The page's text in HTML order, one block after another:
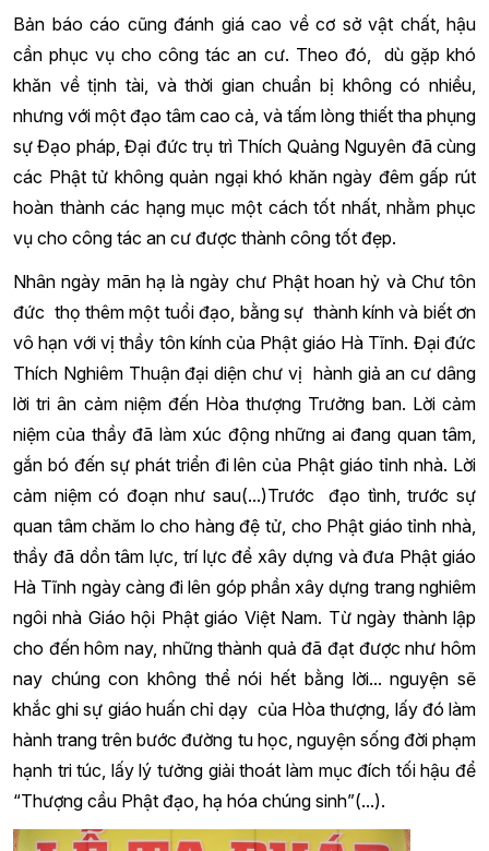
Bản báo cáo cũng đánh giá cao về cơ sở vật chất, hậu
cần phục vụ cho công tác an cư. Theo đó, dù gặp khó
khăn về tịnh tài, và thời gian chuẩn bị không có nhiều,
nhưng với một đạo tâm cao cả, và tấm lòng thiết tha phụng
sự Đạo pháp, Đại đức trụ trì Thích Quảng Nguyên đã cùng
các Phật tử không quản ngại khó khăn ngày đêm gấp rút
hoàn thành các hạng mục một cách tốt nhất, nhằm phục
vụ cho công tác an cư được thành công tốt đẹp.
Nhân ngày mãn hạ là ngày chư Phật hoan hỷ và Chư tôn
đức thọ thêm một tuổi đạo, bằng sự thành kính và biết ơn
vô hạn với vị thầy tôn kính của Phật giáo Hà Tĩnh. Đại đức
Thích Nghiêm Thuận đại diện chư vị hành giả an cư dâng
lời tri ân cảm niệm đến Hòa thượng Trưởng ban. Lời cảm
niệm của thầy đã làm xúc động những ai đang quan tâm,
gắn bó đến sự phát triển đi lên của Phật giáo tỉnh nhà. Lời
cảm niệm có đoạn như sau(...)Trước đạo tình, trước sự
quan tâm chăm lo cho hàng đệ tử, cho Phật giáo tỉnh nhà,
thầy đã dồn tâm lực, trí lực để xây dựng và đưa Phật giáo
Hà Tĩnh ngày càng đi lên góp phần xây dựng trang nghiêm
ngôi nhà Giáo hội Phật giáo Việt Nam. Từ ngày thành lập
cho đến hôm nay, những thành quả đã đạt được như hôm
nay chúng con không thể nói hết bằng lời... nguyện sẽ
khắc ghi sự giáo huấn chỉ dạy của Hòa thượng, lấy đó làm
hành trang trên bước đường tu học, nguyện sống đời phạm
hạnh tri túc, lấy lý tưởng giải thoát làm mục đích tối hậu để
“Thượng cầu Phật đạo, hạ hóa chúng sinh”(...).